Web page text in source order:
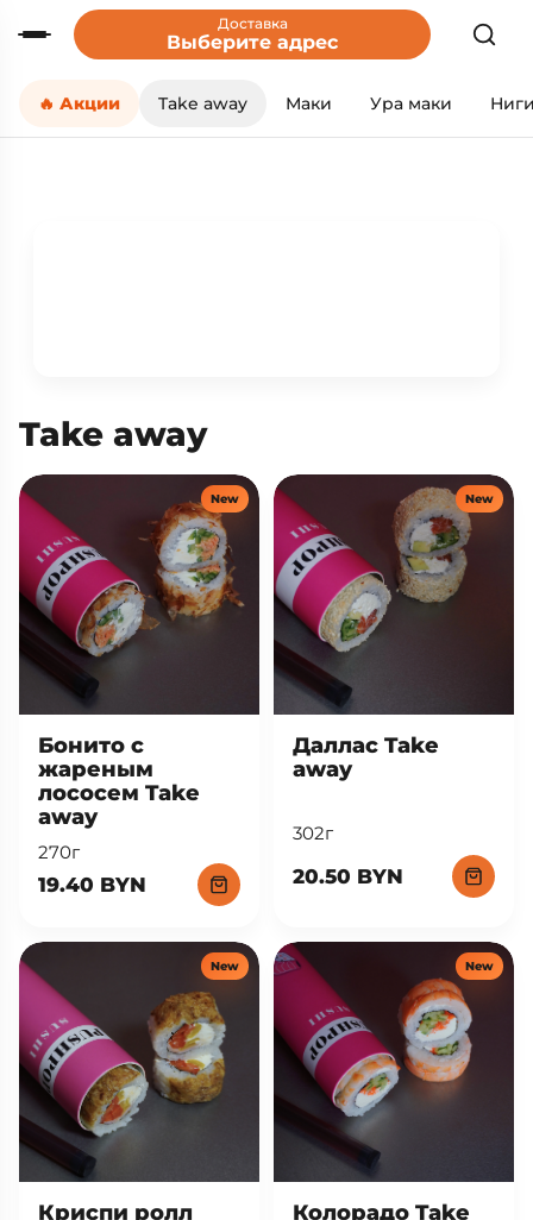
Доставка
Выберите адрес
🔥 Акции Take away Маки Ура маки
Take away
New
Бонито с
жареным
лососем Take
away
270г
19.40 BYN
New
Даллас Take
away
302г
20.50 BYN
New
Криспи ролл
New
Колорадо Take